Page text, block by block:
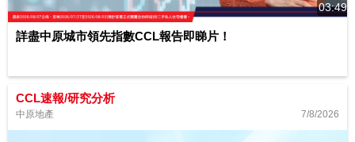
03:49
詳盡中原城市領先指數CCL報告即睇片！
CCL速報/研究分析
中原地產 7/8/2026